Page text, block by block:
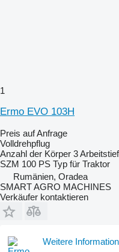
1
Ermo EVO 103H
Preis auf Anfrage
Volldrehpflug
Anzahl der Körper 3
SZM 100 PS Typ für Traktor
Rumänien, Oradea
SMART AGRO MACHINES
Verkäufer kontaktieren
Weitere